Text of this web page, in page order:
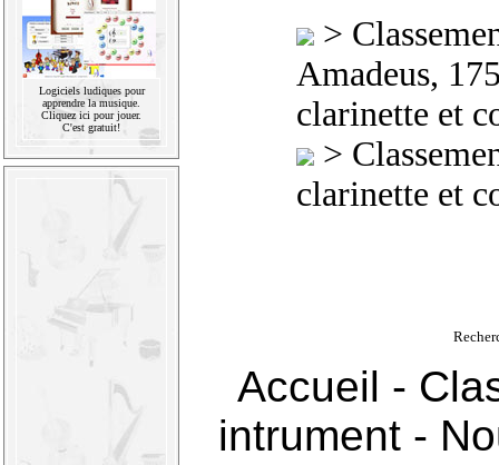
Logiciels ludiques pour
apprendre la musique.
Cliquez ici pour jouer.
C'est gratuit!
>
Amadeus,
clarinette et
>
clarinette et
Accueil -
intrument-